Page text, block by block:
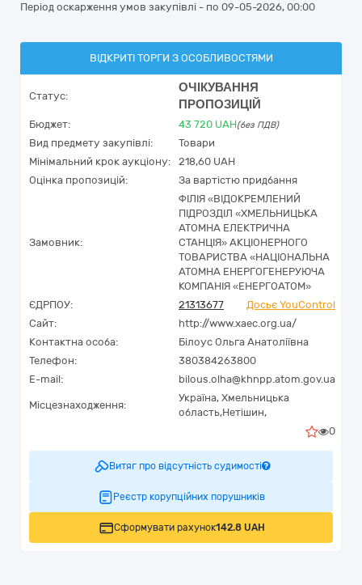
Період оскарження умов закупівлі - по 09-05-2026, 00:00
ВІДКРИТІ ТОРГИ З ОСОБЛИВОСТЯМИ
Статус:
ОЧІКУВАННЯ
ПРОПОЗИЦІЙ
Бюджет: 43 720 UAH(без ПДВ)
Вид предмету закупівлі:
Товари
Мінімальний крок аукціону:
218,60 UAH
Оцінка пропозицій:
За вартістю придбання
Замовник:
ФІЛІЯ «ВІДОКРЕМЛЕНИЙ
ПІДРОЗДІЛ «ХМЕЛЬНИЦЬКА
АТОМНА ЕЛЕКТРИЧНА
СТАНЦІЯ» АКЦІОНЕРНОГО
ТОВАРИСТВА «НАЦІОНАЛЬНА
АТОМНА ЕНЕРГОГЕНЕРУЮЧА
КОМПАНІЯ «ЕНЕРГОАТОМ»
ЄДРПОУ:
21313677
Досьє YouControl
Сайт:
http://www.xaec.org.ua/
Контактна особа:
Білоус Ольга Анатоліївна
Телефон:
380384263800
E-mail:
bilous.olha@khnpp.atom.gov.ua
Місцезнаходження:
Україна, Хмельницька
область,Нетішин,
0
Витяг про відсутність судимості
Реєстр корупційних порушників
Сформувати рахунок142.8 UAH